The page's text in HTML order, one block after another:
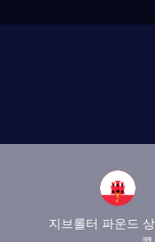
지브롤터 파운드